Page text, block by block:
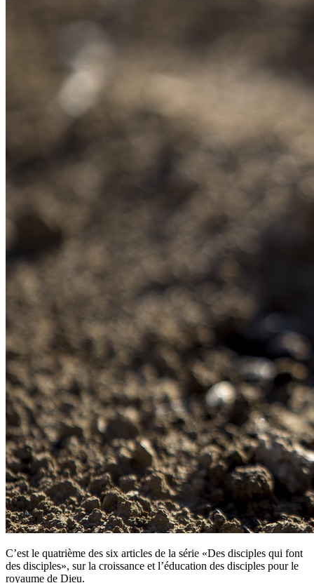
C’est le quatrième des six articles de la série «Des disciples qui font
des disciples», sur la croissance et l’éducation des disciples pour le
royaume de Dieu.